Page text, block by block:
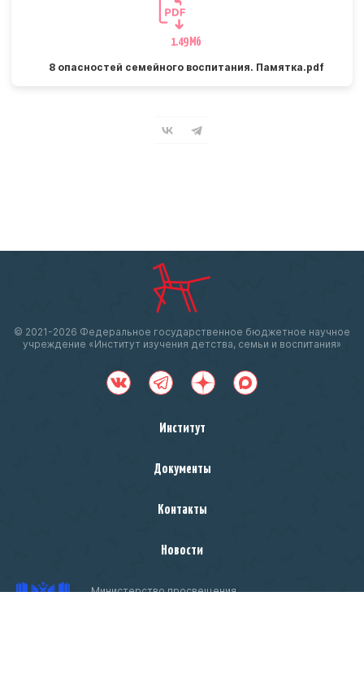
1.49 Мб
8 опасностей семейного воспитания. Памятка.pdf
© 2021-2026 Федеральное государственное бюджетное научное
учреждение «Институт изучения детства, семьи и воспитания»
Институт
Документы
Контакты
Новости
Министерство просвещения